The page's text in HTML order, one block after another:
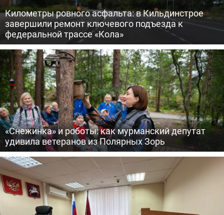
Километры ровного асфальта: в Кильдинстрое
завершили ремонт ключевого подъезда к
федеральной трассе «Кола»
«Снежинка» и роботы: как мурманский депутат
удивила ветеранов из Полярных Зорь